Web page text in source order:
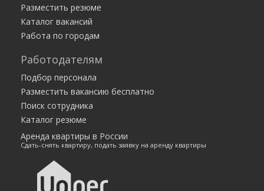
Разместить резюме
Каталог вакансий
Работа по городам
Работодателям
Подбор персонала
Разместить вакансию бесплатно
Поиск сотрудника
Каталог резюме
Аренда квартиры в России
Сдать-снять квартиру, подать заявку на аренду квартиры